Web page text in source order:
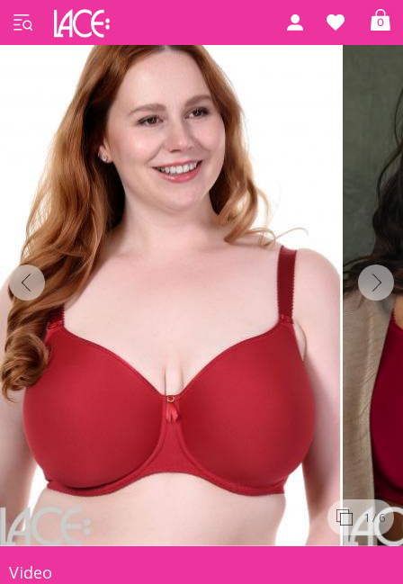
0
Startseite Fantasie Lingerie Rebecca Essentials
1 / 6
Video